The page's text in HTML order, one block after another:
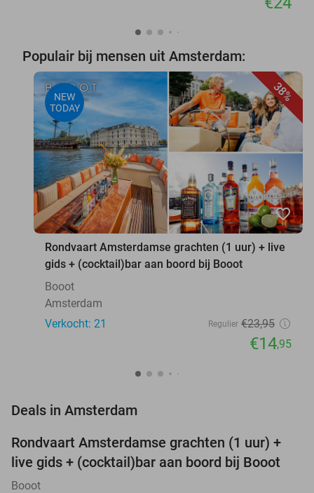
Populair bij mensen uit Amsterdam:
38%
NEW
TODAY
favorite_border
Rondvaart Amsterdamse grachten (1 uur) + live
gids + (cocktail)bar aan boord bij Booot
Booot
Amsterdam
Verkocht: 21
Regulier €23,95
€14,95
Deals in Amsterdam
38%
TODAY
Rondvaart Amsterdamse grachten (1 uur) +
live gids + (cocktail)bar aan boord bij Booot
Booot